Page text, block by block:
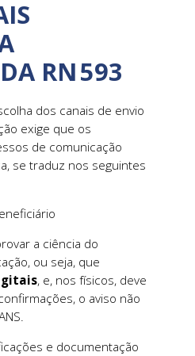
RN 593
dos canais de envio
exige que os
de comunicação
se traduz nos seguintes
a ciência do
ou seja, que
, e, nos físicos, deve
o aviso não
e documentação